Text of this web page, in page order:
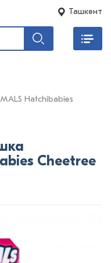
Ташкент
Hatchibabies
Cheetree